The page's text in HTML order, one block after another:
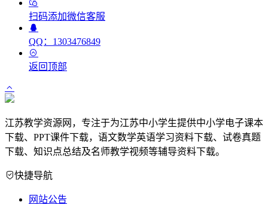
扫码添加微信客服
QQ：1303476849
返回顶部
江苏教学资源网，专注于为江苏中小学生提供中小学电子课本
下载、PPT课件下载，语文数学英语学习资料下载、试卷真题
下载、知识点总结及名师教学视频等辅导资料下载。
快捷导航
网站公告